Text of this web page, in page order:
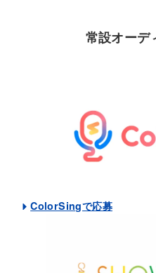
常設オーデ
ColorSingで応募